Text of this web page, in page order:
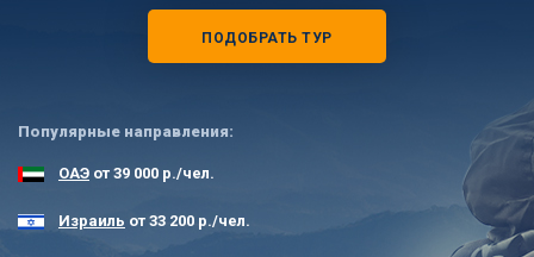
ПОДОБРАТЬ ТУР
Популярные направления:
ОАЭ от 39 000 р./чел.
Израиль от 33 200 р./чел.